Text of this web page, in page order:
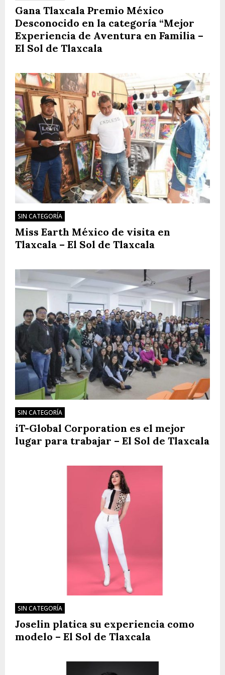
Gana Tlaxcala Premio México
Desconocido en la categoría “Mejor
Experiencia de Aventura en Familia –
El Sol de Tlaxcala
SIN CATEGORÍA
Miss Earth México de visita en
Tlaxcala – El Sol de Tlaxcala
SIN CATEGORÍA
iT-Global Corporation es el mejor
lugar para trabajar – El Sol de Tlaxcala
SIN CATEGORÍA
Joselin platica su experiencia como
modelo – El Sol de Tlaxcala